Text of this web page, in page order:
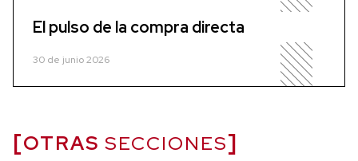
El pulso de la compra directa
30 de junio 2026
OTRAS SECCIONES